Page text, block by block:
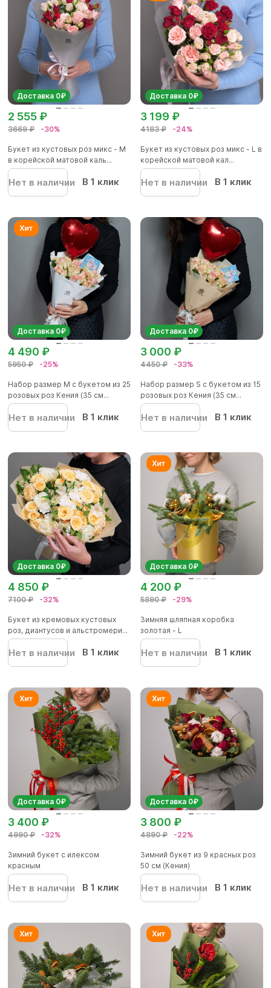
Доставка 0₽
3669 ₽ -30%
2 555 ₽
Букет из кустовых роз микс - M
в корейской матовой каль...
Нет в наличии В 1 клик
Доставка 0₽
4183 ₽ -24%
3 199 ₽
Букет из кустовых роз микс - L в
корейской матовой кал...
Нет в наличии В 1 клик
Доставка 0₽
5950 ₽ -25%
4 490 ₽
Набор размер М с букетом из 25
розовых роз Кения (35 см...
Нет в наличии В 1 клик
Доставка 0₽
4450 ₽ -33%
3 000 ₽
Набор размер S с букетом из 15
розовых роз Кения (35 см...
Нет в наличии В 1 клик
Доставка 0₽
7100 ₽ -32%
4 850 ₽
Букет из кремовых кустовых
роз, диантусов и альстромери...
Нет в наличии В 1 клик
Доставка 0₽
5890 ₽ -29%
4 200 ₽
Зимняя шляпная коробка
золотая - L
Нет в наличии В 1 клик
Доставка 0₽
4990 ₽ -32%
3 400 ₽
Зимний букет с илексом
красным
Нет в наличии В 1 клик
Доставка 0₽
4890 ₽ -22%
3 800 ₽
Зимний букет из 9 красных роз
50 см (Кения)
Нет в наличии В 1 клик